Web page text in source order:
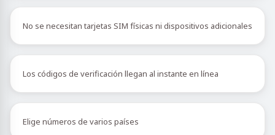
No se necesitan tarjetas SIM físicas ni dispositivos adicionales
Los códigos de verificación llegan al instante en línea
Elige números de varios países